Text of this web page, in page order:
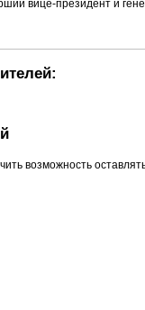
вице-президент и
возможность